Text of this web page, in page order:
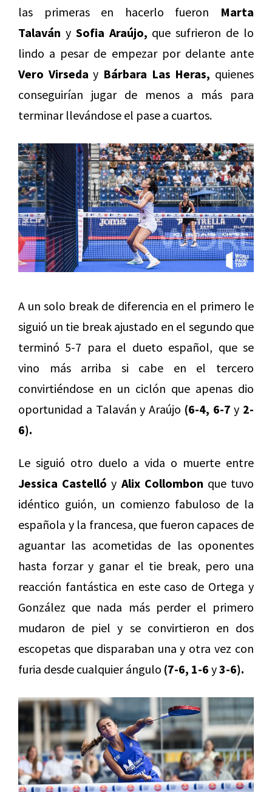
las primeras en hacerlo fueron Marta
Talaván y Sofia Araújo, que sufrieron de lo
lindo a pesar de empezar por delante ante
Vero Virseda y Bárbara Las Heras, quienes
conseguirían jugar de menos a más para
terminar llevándose el pase a cuartos.
A un solo break de diferencia en el primero le
siguió un tie break ajustado en el segundo que
terminó 5-7 para el dueto español, que se
vino más arriba si cabe en el tercero
convirtiéndose en un ciclón que apenas dio
oportunidad a Talaván y Araújo (6-4, 6-7 y 2-
6).
Le siguió otro duelo a vida o muerte entre
Jessica Castelló y Alix Collombon que tuvo
idéntico guión, un comienzo fabuloso de la
española y la francesa, que fueron capaces de
aguantar las acometidas de las oponentes
hasta forzar y ganar el tie break, pero una
reacción fantástica en este caso de Ortega y
González que nada más perder el primero
mudaron de piel y se convirtieron en dos
escopetas que disparaban una y otra vez con
furia desde cualquier ángulo (7-6, 1-6 y3-6).